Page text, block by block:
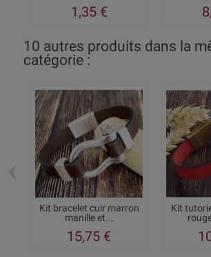
1,35 €
10 autres produits dans la
catégorie :
Kit bracelet cuir marron
manille et...
15,75 €
Kit